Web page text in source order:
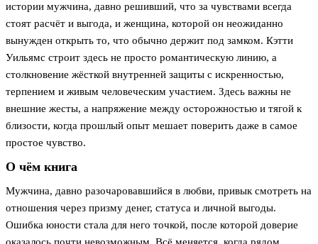
истории мужчина, давно решивший, что за чувствами всегда
стоят расчёт и выгода, и женщина, которой он неожиданно
вынужден открыть то, что обычно держит под замком. Кэтти
Уильямс строит здесь не просто романтическую линию, а
столкновение жёсткой внутренней защиты с искренностью,
терпением и живым человеческим участием. Здесь важны не
внешние жесты, а напряжение между осторожностью и тягой к
близости, когда прошлый опыт мешает поверить даже в самое
простое чувство.
О чём книга
Мужчина, давно разочаровавшийся в любви, привык смотреть на
отношения через призму денег, статуса и личной выгоды.
Ошибка юности стала для него точкой, после которой доверие